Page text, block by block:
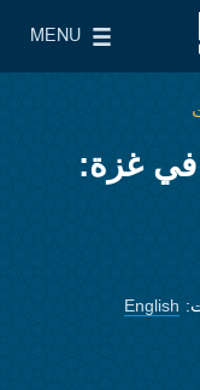
MENU
Main Menu
في غزة:
English